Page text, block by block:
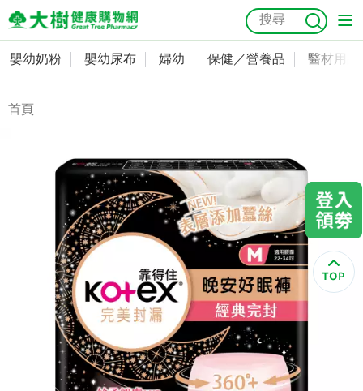
嬰幼奶粉
嬰幼尿布
保健／營養品
醫材用品
成人照護
美容／個人清潔
食品／健康食補
抗菌
會員資料及密碼修改
常用收件人清單
紅利點數查詢
購物金查詢
優惠券領取
優惠券查詢
嬰幼奶粉 嬰幼尿布 婦幼 保健／營養品 醫材用品
首頁